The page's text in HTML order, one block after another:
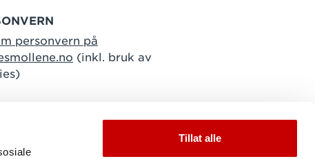
Tillat alle
personvern på
(inkl. bruk av